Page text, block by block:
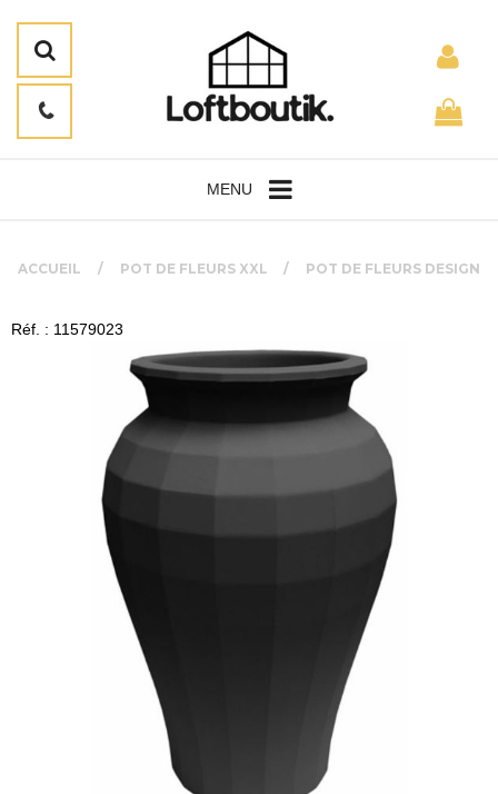
MENU
ACCUEIL POT DE FLEURS XXL POT DE FLEURS DESIGN
Réf. : 11579023